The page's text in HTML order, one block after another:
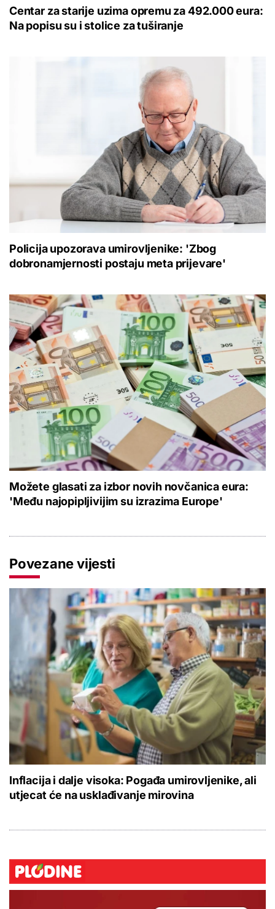
Centar za starije uzima opremu za 492.000 eura:
Na popisu su i stolice za tuširanje
Policija upozorava umirovljenike: 'Zbog
dobronamjernosti postaju meta prijevare'
Možete glasati za izbor novih novčanica eura:
'Među najopipljivijim su izrazima Europe'
Povezane vijesti
Inflacija i dalje visoka: Pogađa umirovljenike, ali
utjecat će na usklađivanje mirovina